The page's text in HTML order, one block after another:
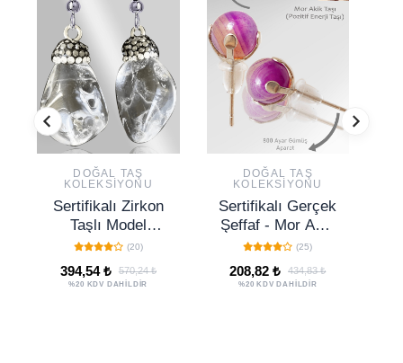
DOĞAL TAŞ
KOLEKSIYONU
Sertifikalı Zirkon
Taşlı Model
Kristal Kuvars
Taşı Doğal Taş
Küpe
(20)
394,54 ₺ 570,24 ₺
%20 KDV DAHİLDİR
DOĞAL TAŞ
KOLEKSIYONU
Sertifikalı Gerçek
Şeffaf - Mor Akik
Taşı Nokta Doğal
Taş Küpe
(25)
208,82 ₺ 434,83 ₺
%20 KDV DAHİLDİR